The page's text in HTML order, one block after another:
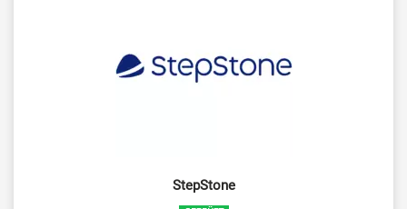
StepStone